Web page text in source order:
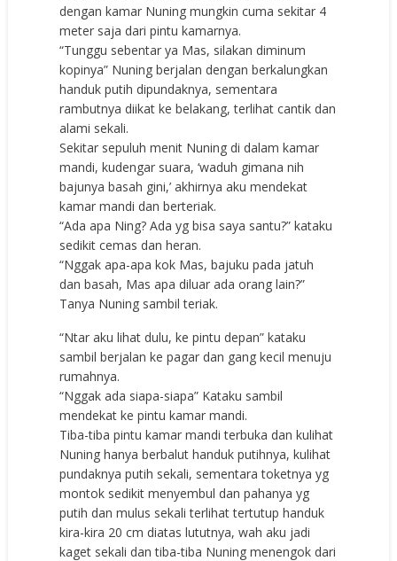
dengan kamar Nuning mungkin cuma sekitar 4
meter saja dari pintu kamarnya.
“Tunggu sebentar ya Mas, silakan diminum
kopinya” Nuning berjalan dengan berkalungkan
handuk putih dipundaknya, sementara
rambutnya diikat ke belakang, terlihat cantik dan
alami sekali.
Sekitar sepuluh menit Nuning di dalam kamar
mandi, kudengar suara, ‘waduh gimana nih
bajunya basah gini,’ akhirnya aku mendekat
kamar mandi dan berteriak.
“Ada apa Ning? Ada yg bisa saya santu?” kataku
sedikit cemas dan heran.
“Nggak apa-apa kok Mas, bajuku pada jatuh
dan basah, Mas apa diluar ada orang lain?”
Tanya Nuning sambil teriak.
“Ntar aku lihat dulu, ke pintu depan” kataku
sambil berjalan ke pagar dan gang kecil menuju
rumahnya.
“Nggak ada siapa-siapa” Kataku sambil
mendekat ke pintu kamar mandi.
Tiba-tiba pintu kamar mandi terbuka dan kulihat
Nuning hanya berbalut handuk putihnya, kulihat
pundaknya putih sekali, sementara toketnya yg
montok sedikit menyembul dan pahanya yg
putih dan mulus sekali terlihat tertutup handuk
kira-kira 20 cm diatas lututnya, wah aku jadi
kaget sekali dan tiba-tiba Nuning menengok dari